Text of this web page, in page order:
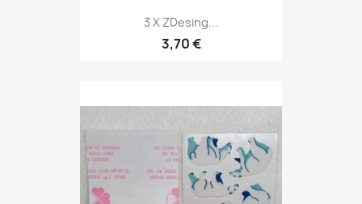
3 X ZDesing...
3,70 €